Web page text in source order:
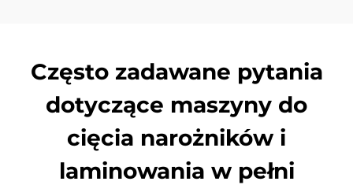
Często zadawane pytania
dotyczące maszyny do
cięcia narożników i
laminowania w pełni